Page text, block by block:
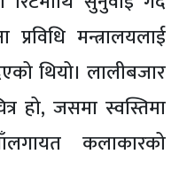
मन्त्रालयलाई
थियो। लालीबजार
हो, जसमा स्वस्तिमा
कलाकारको